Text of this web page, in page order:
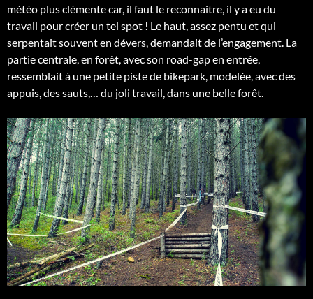
météo plus clémente car, il faut le reconnaitre, il y a eu du
travail pour créer un tel spot ! Le haut, assez pentu et qui
serpentait souvent en dévers, demandait de l’engagement. La
partie centrale, en forêt, avec son road-gap en entrée,
ressemblait à une petite piste de bikepark, modelée, avec des
appuis, des sauts,… du joli travail, dans une belle forêt.